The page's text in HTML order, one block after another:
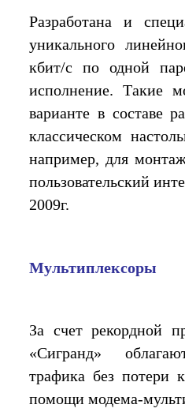
Разработана и
уникального
кбит/c по одной
исполнение. Такие
варианте в составе
классическом
например, для
пользовательский
2009г.
Мультиплексоры
За счет рекордной
«Сигранд»
трафика без потери
помощи модема-